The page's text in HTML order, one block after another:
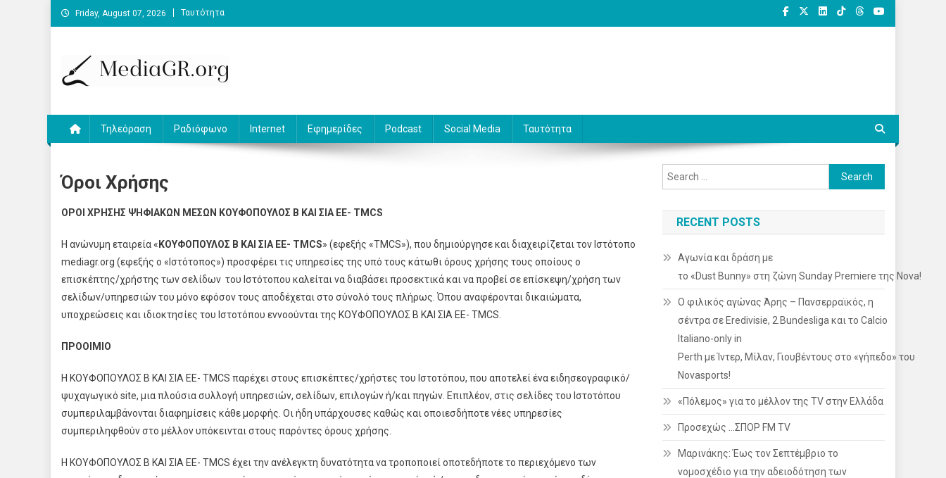
Skip
to
Friday, August 07, 2026 Ταυτότητα
Τηλεόραση Ραδιόφωνο Internet Εφημερίδες Podcast Social Media Ταυτότητα
Όροι Χρήσης
ΟΡΟΙ ΧΡΗΣΗΣ ΨΗΦΙΑΚΩΝ ΜΕΣΩΝ ΚΟΥΦΟΠΟΥΛΟΣ Β ΚΑΙ ΣΙΑ ΕΕ- TMCS
Η ανώνυμη εταιρεία « ΚΟΥΦΟΠΟΥΛΟΣ Β ΚΑΙ ΣΙΑ ΕΕ- TMCS» (εφεξής «TMCS»), που δημιούργησε και διαχειρίζεται τον Ιστότοπο
mediagr.org (εφεξής ο «Ιστότοπος») προσφέρει τις υπηρεσίες της υπό τους κάτωθι όρους χρήσης τους οποίους ο
επισκέπτης/χρήστης των σελίδων του Ιστότοπου καλείται να διαβάσει προσεκτικά και να προβεί σε επίσκεψη/χρήση των
σελίδων/υπηρεσιών του μόνο εφόσον τους αποδέχεται στο σύνολό τους πλήρως. Όπου αναφέρονται δικαιώματα,
υποχρεώσεις και ιδιοκτησίες του Ιστοτόπου εννοούνται της ΚΟΥΦΟΠΟΥΛΟΣ Β ΚΑΙ ΣΙΑ ΕΕ- TMCS.
ΠΡΟΟΙΜΙΟ
Η ΚΟΥΦΟΠΟΥΛΟΣ Β ΚΑΙ ΣΙΑ ΕΕ- TMCS παρέχει στους επισκέπτες/χρήστες του Ιστοτόπου, που αποτελεί ένα ειδησεογραφικό/
ψυχαγωγικό site, μια πλούσια συλλογή υπηρεσιών, σελίδων, επιλογών ή/και πηγών. Επιπλέον, στις σελίδες του Ιστοτόπου
συμπεριλαμβάνονται διαφημίσεις κάθε μορφής. Οι ήδη υπάρχουσες καθώς και οποιεσδήποτε νέες υπηρεσίες
συμπεριληφθούν στο μέλλον υπόκεινται στους παρόντες όρους χρήσης.
Η ΚΟΥΦΟΠΟΥΛΟΣ Β ΚΑΙ ΣΙΑ ΕΕ- TMCS έχει την ανέλεγκτη δυνατότητα να τροποποιεί οποτεδήποτε το περιεχόμενο των
Search
for:
RECENT POSTS
Αγωνία και δράση με
το «Dust Bunny» στη ζώνη Sunday Premiere της Nova!
Ο φιλικός αγώνας Άρης – Πανσερραϊκός, η
σέντρα σε Eredivisie, 2.Bundesliga και το Calcio
Italiano-only in
Perth με Ίντερ, Μίλαν, Γιουβέντους στο «γήπεδο» του
Novasports!
«Πόλεμος» για το μέλλον της TV στην Ελλάδα
Προσεχώς …ΣΠΟΡ FM TV
Μαρινάκης: Έως τον Σεπτέμβριο το
νομοσχέδιο για την αδειοδότηση των